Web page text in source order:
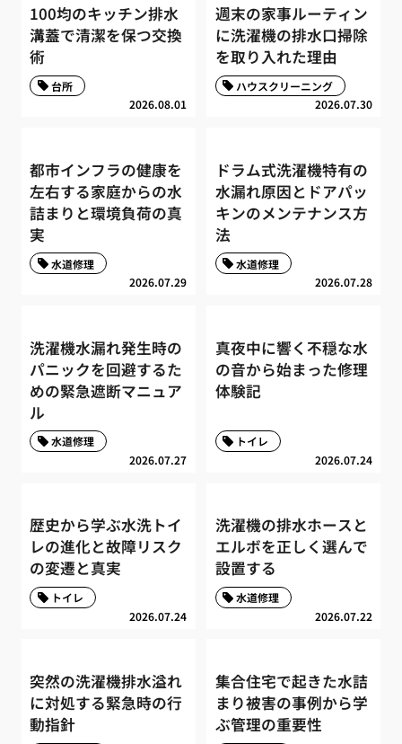
100均のキッチン排水
溝蓋で清潔を保つ交換
術
2026.08.01
台所
週末の家事ルーティン
に洗濯機の排水口掃除
を取り入れた理由
2026.07.30
ハウスクリーニング
都市インフラの健康を
左右する家庭からの水
詰まりと環境負荷の真
実
2026.07.29
水道修理
ドラム式洗濯機特有の
水漏れ原因とドアパッ
キンのメンテナンス方
法
2026.07.28
水道修理
洗濯機水漏れ発生時の
パニックを回避するた
めの緊急遮断マニュア
ル
2026.07.27
水道修理
真夜中に響く不穏な水
の音から始まった修理
体験記
2026.07.24
トイレ
歴史から学ぶ水洗トイ
レの進化と故障リスク
の変遷と真実
2026.07.24
トイレ
洗濯機の排水ホースと
エルボを正しく選んで
設置する
2026.07.22
水道修理
突然の洗濯機排水溢れ
に対処する緊急時の行
動指針
集合住宅で起きた水詰
まり被害の事例から学
ぶ管理の重要性